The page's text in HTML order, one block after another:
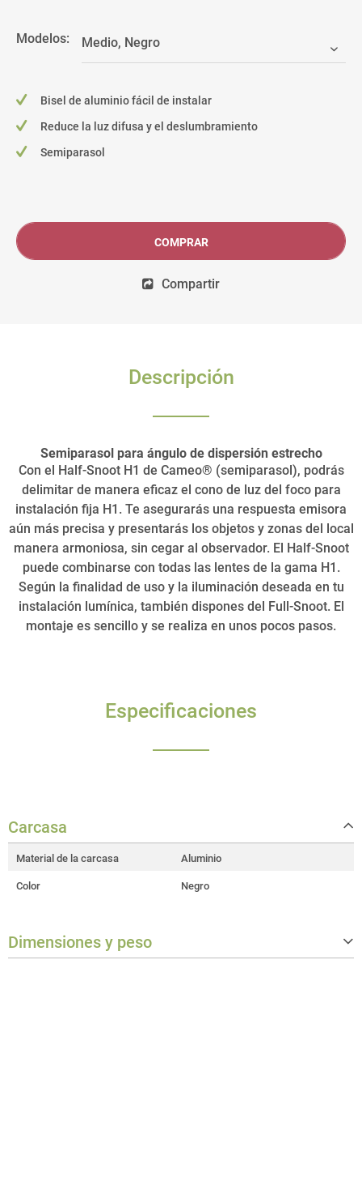
Modelos:
Bisel de aluminio fácil de instalar
Reduce la luz difusa y el deslumbramiento
Semiparasol
COMPRAR
Compartir
Descripción
Semiparasol para ángulo de dispersión estrecho
Con el Half-Snoot H1 de Cameo® (semiparasol), podrás
delimitar de manera eficaz el cono de luz del foco para
instalación fija H1. Te asegurarás una respuesta emisora
aún más precisa y presentarás los objetos y zonas del local
manera armoniosa, sin cegar al observador. El Half-Snoot
puede combinarse con todas las lentes de la gama H1.
Según la finalidad de uso y la iluminación deseada en tu
instalación lumínica, también dispones del Full-Snoot. El
montaje es sencillo y se realiza en unos pocos pasos.
Especificaciones
Carcasa
Material de la carcasa Aluminio
Color Negro
Dimensiones y peso